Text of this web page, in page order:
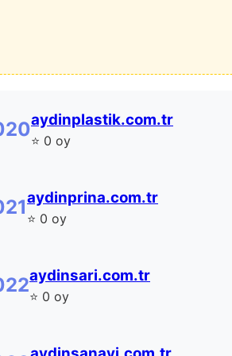
aydinplastik.com.tr
⭐ 0 oy
aydinprina.com.tr
⭐ 0 oy
aydinsari.com.tr
⭐ 0 oy